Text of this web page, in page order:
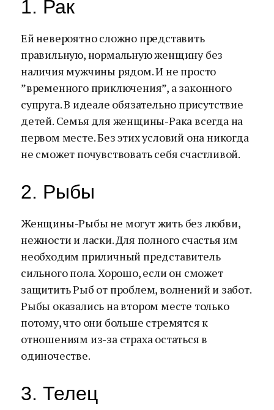
1. Рак
Ей невероятно сложно представить
правильную, нормальную женщину без
наличия мужчины рядом. И не просто
”временного приключения”, а законного
супруга. В идеале обязательно присутствие
детей. Семья для женщины-Рака всегда на
первом месте. Без этих условий она никогда
не сможет почувствовать себя счастливой.
2. Рыбы
Женщины-Рыбы не могут жить без любви,
нежности и ласки. Для полного счастья им
необходим приличный представитель
сильного пола. Хорошо, если он сможет
защитить Рыб от проблем, волнений и забот.
Рыбы оказались на втором месте только
потому, что они больше стремятся к
отношениям из-за страха остаться в
одиночестве.
3. Телец